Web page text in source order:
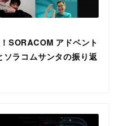
SORACOM アドベント
ラコムサンタの振り返